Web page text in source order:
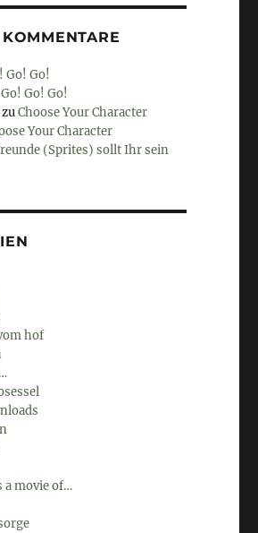
Go! Go!
Go! Go! Go!
zuChoose Your Character
Your Character
(Sprites) sollt Ihr sein
hof
a movie of…